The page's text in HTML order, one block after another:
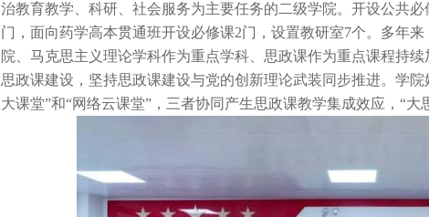
治教育教学、科研、社会服务为主要任务的二级学院。开设公共
门，面向药学高本贯通班开设必修课2门，设置教研室7个。多年
院、马克思主义理论学科作为重点学科、思政课作为重点课程持
思政课建设，坚持思政课建设与党的创新理论武装同步推进。学
大课堂”和“网络云课堂”，三者协同产生思政课教学集成效应，“大